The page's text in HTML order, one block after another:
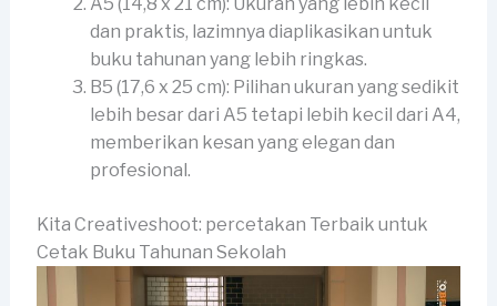
A5 (14,8 x 21 cm): Ukuran yang lebih kecil
dan praktis, lazimnya diaplikasikan untuk
buku tahunan yang lebih ringkas.
B5 (17,6 x 25 cm): Pilihan ukuran yang sedikit
lebih besar dari A5 tetapi lebih kecil dari A4,
memberikan kesan yang elegan dan
profesional.
Kita Creativeshoot: percetakan Terbaik untuk
Cetak Buku Tahunan Sekolah